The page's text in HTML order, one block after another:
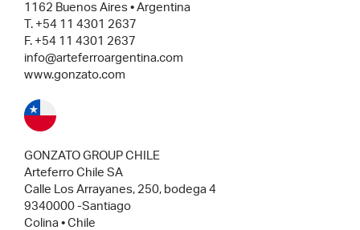
1162 Buenos Aires • Argentina
T. +54 11 4301 2637
F. +54 11 4301 2637
info@arteferroargentina.com
www.gonzato.com
GONZATO GROUP CHILE
Arteferro Chile SA
Calle Los Arrayanes, 250, bodega 4
9340000 -Santiago
Colina • Chile